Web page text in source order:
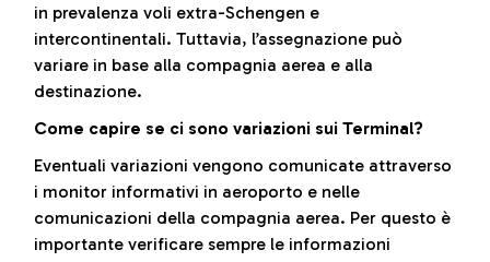
in prevalenza voli extra-Schengen e
intercontinentali. Tuttavia, l’assegnazione può
variare in base alla compagnia aerea e alla
destinazione.
Come capire se ci sono variazioni sui Terminal?
Eventuali variazioni vengono comunicate attraverso
i monitor informativi in aeroporto e nelle
comunicazioni della compagnia aerea. Per questo è
importante verificare sempre le informazioni